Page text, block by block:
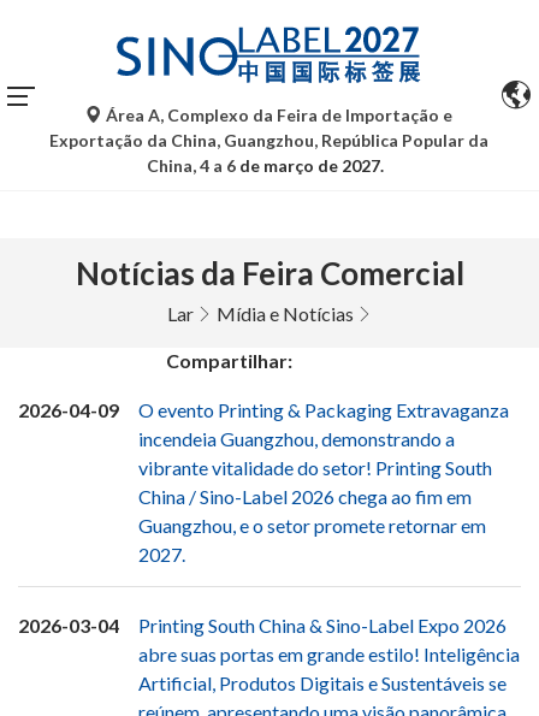
Área A, Complexo da Feira de Importação e
Exportação da China, Guangzhou, República Popular da
China, 4 a 6 de março de 2027.
Notícias da Feira Comercial
Lar Mídia e Notícias
Compartilhar:
2026-04-09
O evento Printing & Packaging Extravaganza
incendeia Guangzhou, demonstrando a
vibrante vitalidade do setor! Printing South
China / Sino-Label 2026 chega ao fim em
Guangzhou, e o setor promete retornar em
2027.
2026-03-04
Printing South China & Sino-Label Expo 2026
abre suas portas em grande estilo! Inteligência
Artificial, Produtos Digitais e Sustentáveis ​​se